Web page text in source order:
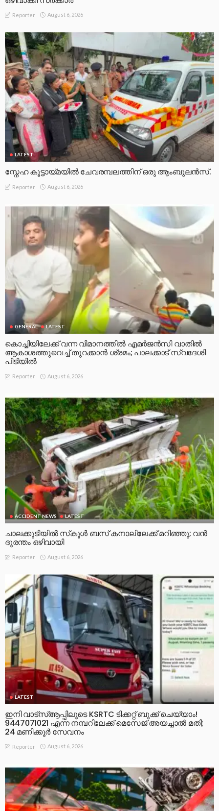
Reporter August 6, 2026
LATEST
സ്നേഹ കൂട്ടായ്മയിൽ ചേവരമ്പലത്തിന് ഒരു ആംബുലൻസ്.
Reporter August 6, 2026
GENERAL LATEST
കൊച്ചിയിലേക്ക് വന്ന വിമാനത്തിൽ എമർജൻസി വാതിൽ
ആകാശത്തുവെച്ച് തുറക്കാൻ ശ്രമം; പാലക്കാട് സ്വദേശി
പിടിയിൽ
Reporter August 6, 2026
ACCIDENT NEWS LATEST
ചാലക്കുടിയിൽ സ്‌കൂൾ ബസ് കനാലിലേക്ക് മറിഞ്ഞു; വൻ
ദുരന്തം ഒഴിവായി
Reporter August 6, 2026
LATEST
ഇനി വാട്‌സ്ആപ്പിലൂടെ KSRTC ടിക്കറ്റ് ബുക്ക് ചെയ്യാം!
9447071021 എന്ന നമ്പറിലേക്ക് മെസേജ് അയച്ചാൽ മതി;
24 മണിക്കൂർ സേവനം
Reporter August 6, 2026